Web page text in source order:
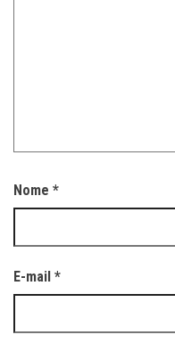
Nome *
E-mail *